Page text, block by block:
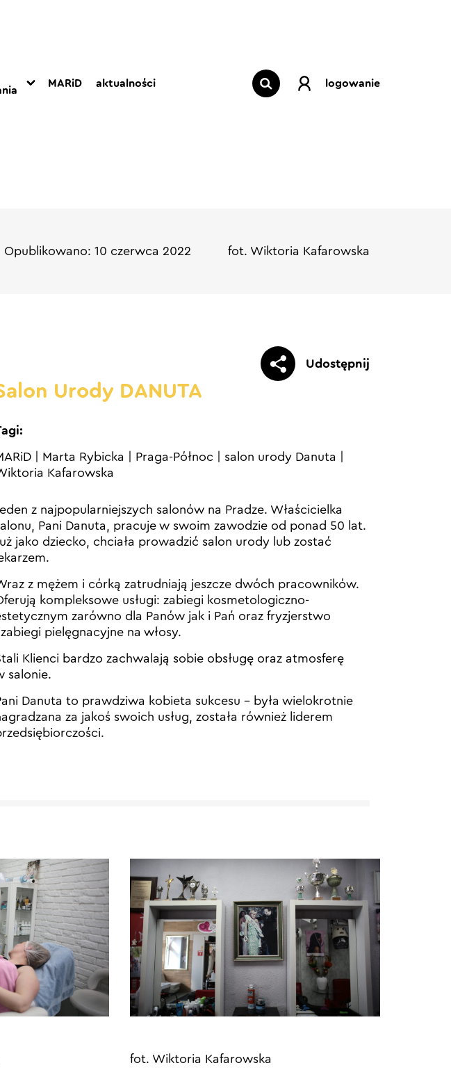
MARiD aktualności logowanie
Opublikowano: 10 czerwca 2022 fot. Wiktoria Kafarowska
Udostępnij
Urody DANUTA
Marta Rybicka Praga-Północ salon urody Danuta
Kafarowska
z najpopularniejszych salonów na Pradze. Właścicielka
Pani Danuta, pracuje w swoim zawodzie od ponad 50 lat.
jako dziecko, chciała prowadzić salon urody lub zostać
z mężem i córką zatrudniają jeszcze dwóch pracowników.
kompleksowe usługi: zabiegi kosmetologiczno-
zarówno dla Panów jak i Pań oraz fryzjerstwo
pielęgnacyjne na włosy.
Klienci bardzo zachwalają sobie obsługę oraz atmosferę
salonie.
Danuta to prawdziwa kobieta sukcesu – była wielokrotnie
za jakoś swoich usług, została również liderem
fot. Wiktoria Kafarowska